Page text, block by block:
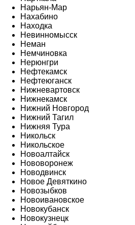
Нарьян-Мар
Нахабино
Находка
Невинномысск
Неман
Немчиновка
Нерюнгри
Нефтекамск
Нефтеюганск
Нижневартовск
Нижнекамск
Нижний Новгород
Нижний Тагил
Нижняя Тура
Никольск
Никольское
Новоалтайск
Нововоронеж
Новодвинск
Новое Девяткино
Новозыбков
Новоивановское
Новокубанск
Новокузнецк